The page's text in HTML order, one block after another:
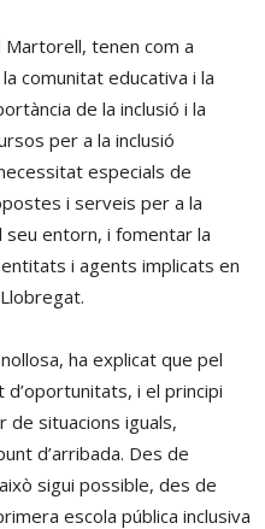
Martorell, tenen com a
comunitat educativa i la
de la inclusió i la
per a la inclusió
especials de
i serveis per a la
entorn, i fomentar la
i agents implicats en
ha explicat que pel
d’oportunitats, i el principi
de situacions iguals,
d’arribada. Des de
sigui possible, des de
escola pública inclusiva